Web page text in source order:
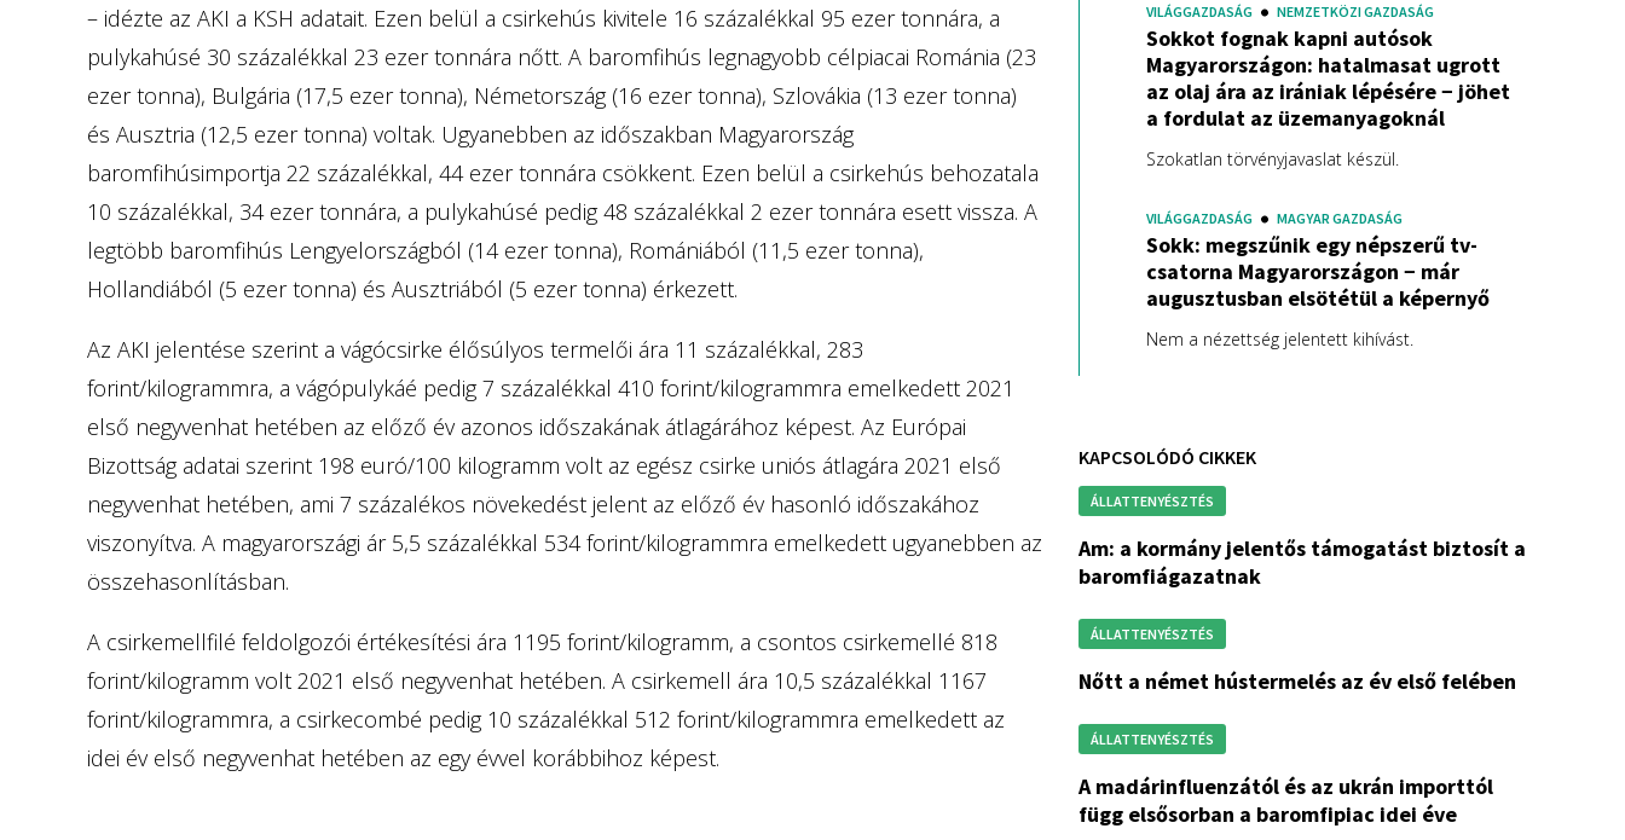
– idézte az AKI a KSH adatait. Ezen belül a csirkehús kivitele 16 százalékkal 95 ezer tonnára, a
pulykahúsé 30 százalékkal 23 ezer tonnára nőtt. A baromfihús legnagyobb célpiacai Románia (23
ezer tonna), Bulgária (17,5 ezer tonna), Németország (16 ezer tonna), Szlovákia (13 ezer tonna)
és Ausztria (12,5 ezer tonna) voltak. Ugyanebben az időszakban Magyarország
baromfihúsimportja 22 százalékkal, 44 ezer tonnára csökkent. Ezen belül a csirkehús behozatala
10 százalékkal, 34 ezer tonnára, a pulykahúsé pedig 48 százalékkal 2 ezer tonnára esett vissza. A
legtöbb baromfihús Lengyelországból (14 ezer tonna), Romániából (11,5 ezer tonna),
Hollandiából (5 ezer tonna) és Ausztriából (5 ezer tonna) érkezett.
Az AKI jelentése szerint a vágócsirke élősúlyos termelői ára 11 százalékkal, 283
forint/kilogrammra, a vágópulykáé pedig 7 százalékkal 410 forint/kilogrammra emelkedett 2021
első negyvenhat hetében az előző év azonos időszakának átlagárához képest. Az Európai
Bizottság adatai szerint 198 euró/100 kilogramm volt az egész csirke uniós átlagára 2021 első
negyvenhat hetében, ami 7 százalékos növekedést jelent az előző év hasonló időszakához
viszonyítva. A magyarországi ár 5,5 százalékkal 534 forint/kilogrammra emelkedett ugyanebben az
összehasonlításban.
A csirkemellfilé feldolgozói értékesítési ára 1195 forint/kilogramm, a csontos csirkemellé 818
forint/kilogramm volt 2021 első negyvenhat hetében. A csirkemell ára 10,5 százalékkal 1167
forint/kilogrammra, a csirkecombé pedig 10 százalékkal 512 forint/kilogrammra emelkedett az
idei év első negyvenhat hetében az egy évvel korábbihoz képest.
VILÁGGAZDASÁG NEMZETKÖZI GAZDASÁG
Sokkot fognak kapni autósok
Magyarországon: hatalmasat ugrott
az olaj ára az irániak lépésére − jöhet
a fordulat az üzemanyagoknál
Szokatlan törvényjavaslat készül.
VILÁGGAZDASÁG MAGYAR GAZDASÁG
Sokk: megszűnik egy népszerű tv-
csatorna Magyarországon − már
augusztusban elsötétül a képernyő
Nem a nézettség jelentett kihívást.
KAPCSOLÓDÓ CIKKEK
ÁLLATTENYÉSZTÉS
am: a kormány jelentős támogatást biztosít a
baromfiágazatnak
ÁLLATTENYÉSZTÉS
nőtt a német hústermelés az év első felében
ÁLLATTENYÉSZTÉS
a madárinfluenzától és az ukrán importtól
függ elsősorban a baromfipiac idei éve